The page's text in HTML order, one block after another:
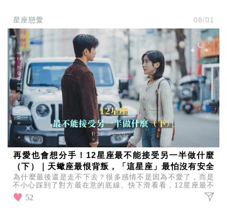
星座戀愛 08/01
再愛也會想分手！12星座最不能接受另一半做什麼
（下）｜天蠍座最恨背叛，「這星座」最怕沒有安全
感！
為什麼最後還是走不下去？很多感情不是因為不愛了，而是
不小心踩到了對方最在意的底線。快下滑看看，12星座最不
能接受另一半做什麼，也提醒自己別一不小心就踩雷！
52